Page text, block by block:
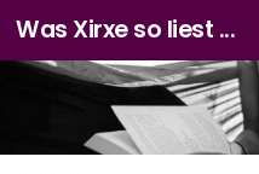
Zum Inhalt springen
Was Xirxe so liest ...